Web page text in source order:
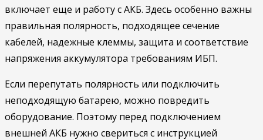
включает еще и работу с АКБ. Здесь особенно важны
правильная полярность, подходящее сечение
кабелей, надежные клеммы, защита и соответствие
напряжения аккумулятора требованиям ИБП.
Если перепутать полярность или подключить
неподходящую батарею, можно повредить
оборудование. Поэтому перед подключением
внешней АКБ нужно свериться с инструкцией